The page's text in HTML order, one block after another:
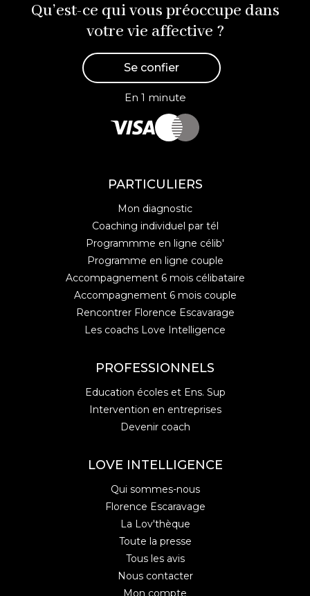
Qu’est-ce qui vous préoccupe dans
votre vie affective ?
Se confier
En 1 minute
PARTICULIERS
Mon diagnostic
Coaching individuel par tél
Programmme en ligne célib'
Programme en ligne couple
Accompagnement 6 mois célibataire
Accompagnement 6 mois couple
Rencontrer Florence Escavarage
Les coachs Love Intelligence
PROFESSIONNELS
Education écoles et Ens. Sup
Intervention en entreprises
Devenir coach
LOVE INTELLIGENCE
Qui sommes-nous
Florence Escaravage
La Lov'thèque
Toute la presse
Tous les avis
Nous contacter
Mon compte